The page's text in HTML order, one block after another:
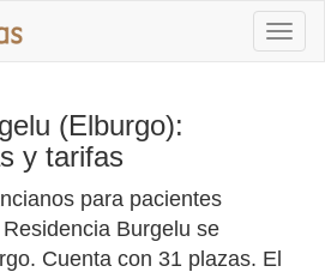
(Elburgo):
y tarifas
para pacientes
Burgelu se
Cuenta con 31 plazas. El